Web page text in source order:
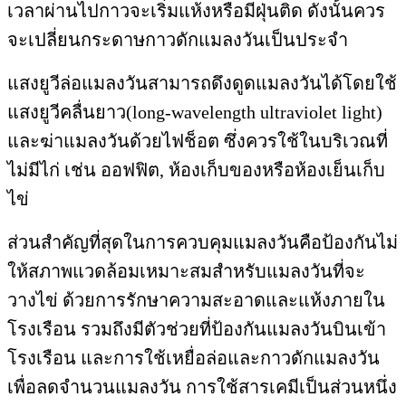
เวลาผ่านไปกาวจะเริ่มแห้งหรือมีฝุ่นติด ดังนั้นควร
จะเปลี่ยนกระดาษกาวดักแมลงวันเป็นประจำ
แสงยูวีล่อแมลงวันสามารถดึงดูดแมลงวันได้โดยใช้
แสงยูวีคลื่นยาว(long-wavelength ultraviolet light)
และฆ่าแมลงวันด้วยไฟช็อต ซึ่งควรใช้ในบริเวณที่
ไม่มีไก่ เช่น ออฟฟิต, ห้องเก็บของหรือห้องเย็นเก็บ
ไข่
ส่วนสำคัญที่สุดในการควบคุมแมลงวันคือป้องกันไม่
ให้สภาพแวดล้อมเหมาะสมสำหรับแมลงวันที่จะ
วางไข่ ด้วยการรักษาความสะอาดและแห้งภายใน
โรงเรือน รวมถึงมีตัวช่วยที่ป้องกันแมลงวันบินเข้า
โรงเรือน และการใช้เหยื่อล่อและกาวดักแมลงวัน
เพื่อลดจำนวนแมลงวัน การใช้สารเคมีเป็นส่วนหนึ่ง